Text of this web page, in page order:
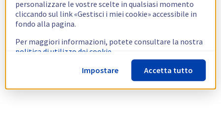
personalizzare le vostre scelte in qualsiasi momento
cliccando sul link «Gestisci i miei cookie» accessibile in
fondo alla pagina.
Per maggiori informazioni, potete consultare la nostra
politica di utilizzo dei cookie.
Impostare
Accetta tutto